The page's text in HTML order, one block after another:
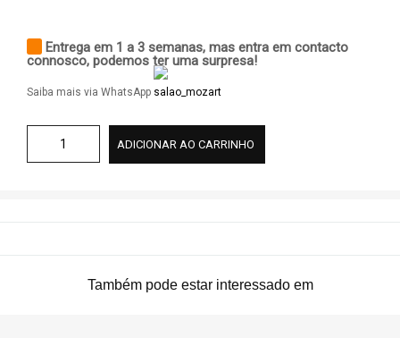
Entrega em 1 a 3 semanas, mas entra em contacto
connosco, podemos ter uma surpresa!
Saiba mais via WhatsApp
ADICIONAR AO CARRINHO
Também pode estar interessado em